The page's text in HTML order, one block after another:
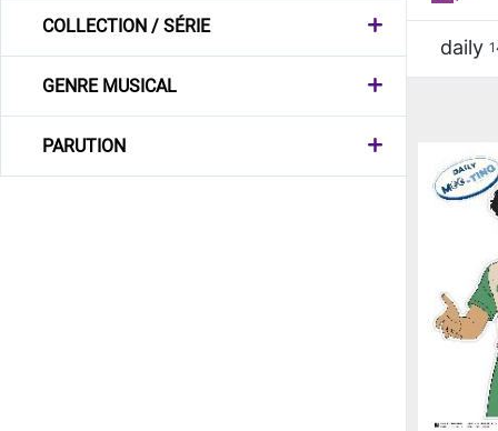
COLLECTION / SÉRIE
GENRE MUSICAL
PARUTION
daily